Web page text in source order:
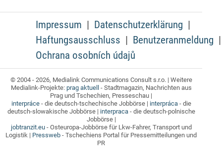
Impressum
Datenschutzerklärung
Haftungsausschluss
Benutzeranmeldung
Ochrana osobních údajů
© 2004 - 2026, Medialink Communications Consult s.r.o. | Weitere
Medialink-Projekte: prag aktuell - Stadtmagazin, Nachrichten aus
Prag und Tschechien, Presseschau |
interpráce- die deutsch-tschechische Jobbörse | interpráca- die
deutsch-slowakische Jobbörse | interpraca- die deutsch-polnische
Jobbörse |
jobtranzit.eu- Osteuropa-Jobbörse für Lkw-Fahrer, Transport und
Logistik | Pressweb - Tschechiens Portal für Pressemitteilungen und
PR